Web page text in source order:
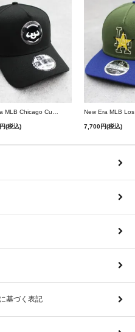
(税込) 7,700円(税込)
基づく表記